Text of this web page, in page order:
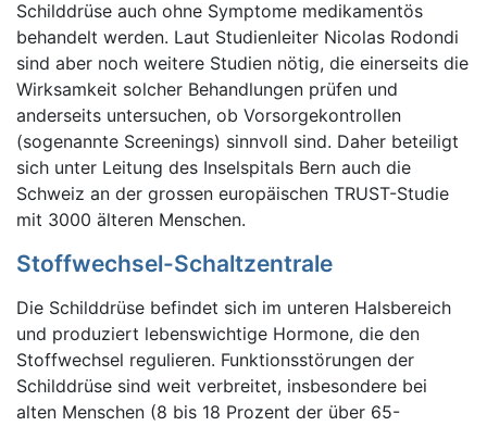
Schilddrüse auch ohne Symptome medikamentös
behandelt werden. Laut Studienleiter Nicolas Rodondi
sind aber noch weitere Studien nötig, die einerseits die
Wirksamkeit solcher Behandlungen prüfen und
anderseits untersuchen, ob Vorsorgekontrollen
(sogenannte Screenings) sinnvoll sind. Daher beteiligt
sich unter Leitung des Inselspitals Bern auch die
Schweiz an der grossen europäischen TRUST-Studie
mit 3000 älteren Menschen.
Stoffwechsel-Schaltzentrale
Die Schilddrüse befindet sich im unteren Halsbereich
und produziert lebenswichtige Hormone, die den
Stoffwechsel regulieren. Funktionsstörungen der
Schilddrüse sind weit verbreitet, insbesondere bei
alten Menschen (8 bis 18 Prozent der über 65-